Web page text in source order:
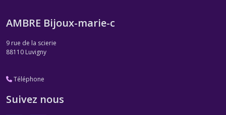
AMBRE Bijoux-marie-c
9 rue de la scierie
88110 Luvigny
Téléphone
Suivez nous